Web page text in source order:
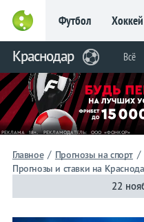
Футбол Хоккей
Live Вся лента
Краснодар Всё
Главное / Прогнозы на спорт /
Прогнозы и ставки на
22
Главное
Фрибет
до 15
000 ₽
Новым
игрокам, без
условий
Футбол